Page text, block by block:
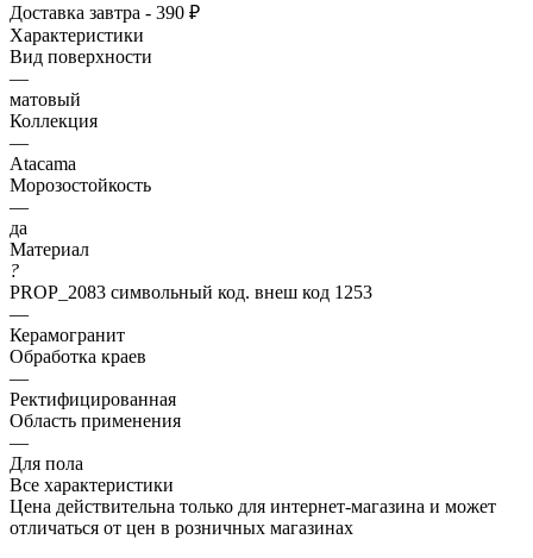
Доставка завтра - 390 ₽
Характеристики
Вид поверхности
—
матовый
Коллекция
—
Atacama
Морозостойкость
—
да
Материал
?
PROP_2083 символьный код. внеш код 1253
—
Керамогранит
Обработка краев
—
Ректифицированная
Область применения
—
Для пола
Все характеристики
Цена действительна только для интернет-магазина и может
отличаться от цен в розничных магазинах